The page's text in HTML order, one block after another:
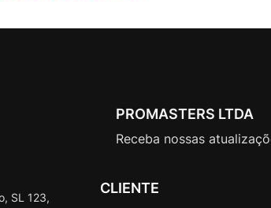
t
SL 123,
PROMASTERS LTDA
Receba nossas
CLIENTE